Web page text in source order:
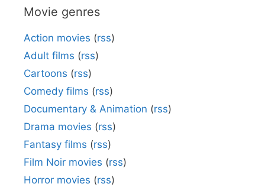
Movie genres
Action movies (rss)
Adult films (rss)
Cartoons (rss)
Comedy films (rss)
Documentary & Animation (rss)
Drama movies (rss)
Fantasy films (rss)
Film Noir movies (rss)
Horror movies (rss)